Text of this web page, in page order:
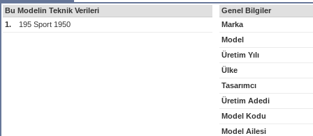
Bu Modelin Teknik Verileri
1.
195 Sport 1950
Genel Bilgiler
Marka
Model
Üretim Yılı
Ülke
Tasarımcı
Üretim Adedi
Model Kodu
Model Ailesi